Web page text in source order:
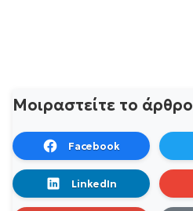
Μοιραστείτε το άρθρο
Facebook
LinkedIn